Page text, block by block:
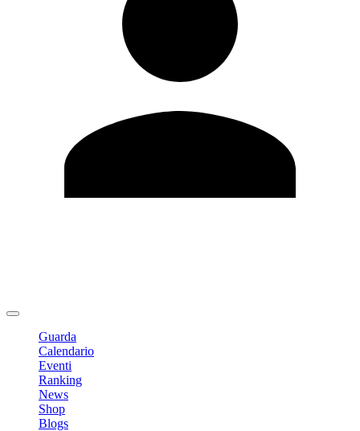
Guarda
Calendario
Eventi
Ranking
News
Shop
Blogs